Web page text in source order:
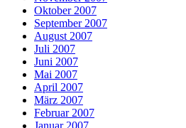
Oktober 2007
September 2007
August 2007
Juli 2007
Juni 2007
Mai 2007
April 2007
März 2007
Februar 2007
Januar 2007